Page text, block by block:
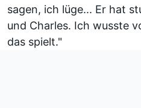
sagen, ich lüge... Er hat
und Charles. Ich wusste
das spielt."